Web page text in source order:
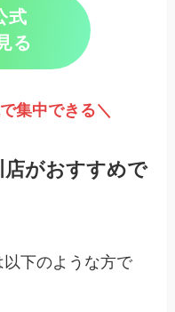
式
る
集中できる＼
店がおすすめで
下のような方で